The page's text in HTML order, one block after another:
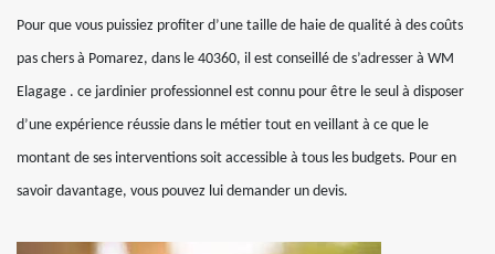
Pour que vous puissiez profiter d’une taille de haie de qualité à des coûts
pas chers à Pomarez, dans le 40360, il est conseillé de s’adresser à WM
Elagage . ce jardinier professionnel est connu pour être le seul à disposer
d’une expérience réussie dans le métier tout en veillant à ce que le
montant de ses interventions soit accessible à tous les budgets. Pour en
savoir davantage, vous pouvez lui demander un devis.